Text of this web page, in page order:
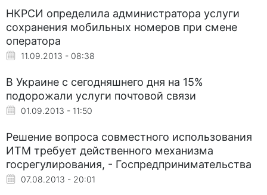
НКРСИ определила администратора услуги
сохранения мобильных номеров при смене
оператора
11.09.2013 - 08:38
В Украине с сегодняшнего дня на 15%
подорожали услуги почтовой связи
01.09.2013 - 11:50
Решение вопроса совместного использования
ИТМ требует действенного механизма
госрегулирования, - Госпредпринимательства
07.08.2013 - 20:01